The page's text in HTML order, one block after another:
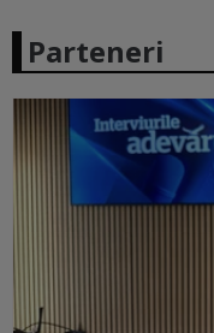
Parteneri